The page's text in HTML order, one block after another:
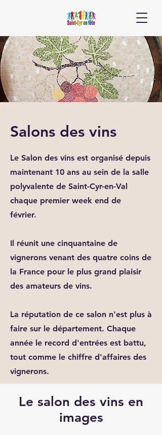
Salons des vins
Le Salon des vins est organisé depuis
maintenant 10 ans au sein de la salle
polyvalente de Saint-Cyr-en-Val
chaque premier week end de
février.
Il réunit une cinquantaine de
vignerons venant des quatre coins de
la France pour le plus grand plaisir
des amateurs de vins.
La réputation de ce salon n'est plus à
faire sur le département. Chaque
année le record d'entrées est battu,
tout comme le chiffre d'affaires des
vignerons.
Le salon des vins en
images